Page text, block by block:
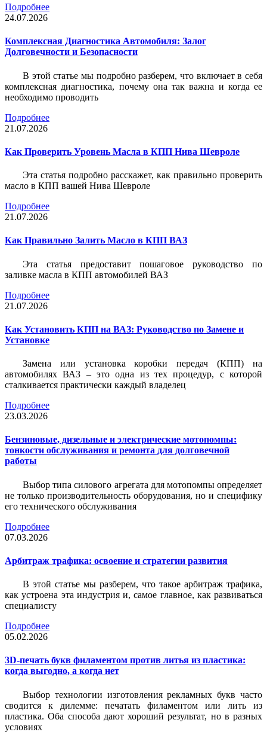
Подробнее
24.07.2026
Комплексная Диагностика Автомобиля: Залог
Долговечности и Безопасности
В этой статье мы подробно разберем, что включает в себя
комплексная диагностика, почему она так важна и когда ее
необходимо проводить
Подробнее
21.07.2026
Как Проверить Уровень Масла в КПП Нива Шевроле
Эта статья подробно расскажет, как правильно проверить
масло в КПП вашей Нива Шевроле
Подробнее
21.07.2026
Как Правильно Залить Масло в КПП ВАЗ
Эта статья предоставит пошаговое руководство по
заливке масла в КПП автомобилей ВАЗ
Подробнее
21.07.2026
Как Установить КПП на ВАЗ: Руководство по Замене и
Установке
Замена или установка коробки передач (КПП) на
автомобилях ВАЗ – это одна из тех процедур, с которой
сталкивается практически каждый владелец
Подробнее
23.03.2026
Бензиновые, дизельные и электрические мотопомпы:
тонкости обслуживания и ремонта для долговечной
работы
Выбор типа силового агрегата для мотопомпы определяет
не только производительность оборудования, но и специфику
его технического обслуживания
Подробнее
07.03.2026
Арбитраж трафика: освоение и стратегии развития
В этой статье мы разберем, что такое арбитраж трафика,
как устроена эта индустрия и, самое главное, как развиваться
специалисту
Подробнее
05.02.2026
3D-печать букв филаментом против литья из пластика:
когда выгодно, а когда нет
Выбор технологии изготовления рекламных букв часто
сводится к дилемме: печатать филаментом или лить из
пластика. Оба способа дают хороший результат, но в разных
условиях